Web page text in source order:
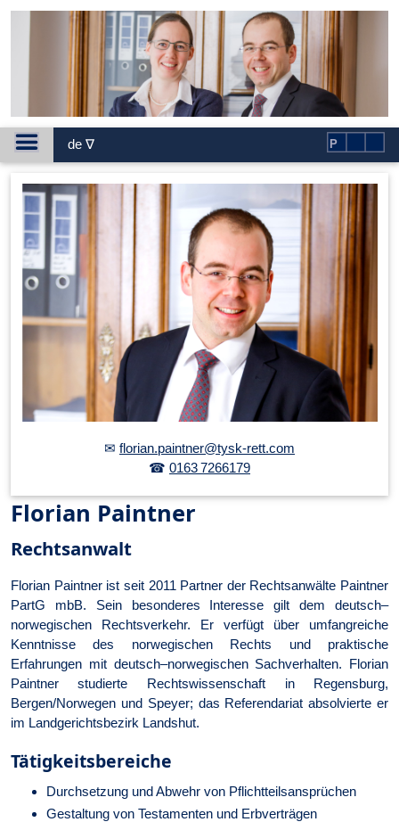
de ∇ P
✉ florian.paintner@tysk-rett.com
☎ 0163 7266179
Florian Paintner
Rechtsanwalt
Florian Paintnerist seit 2011 Partner der Rechtsanwälte Paintner
PartG mbB. Sein besonderes Interesse gilt dem deutsch–
norwegischen Rechtsverkehr. Er verfügt über umfangreiche
Kenntnisse des norwegischen Rechts und praktische
Erfahrungen mit deutsch–norwegischen Sachverhalten. Florian
Paintner studierte Rechtswissenschaft in Regensburg,
Bergen/Norwegen und Speyer; das Referendariat absolvierte er
im Landgerichtsbezirk Landshut.
Tätig­keits­be­reiche
Durchsetzung und Abwehr von Pflicht­teils­an­sprüchen
Gestaltung von Testamenten und Erb­verträgen